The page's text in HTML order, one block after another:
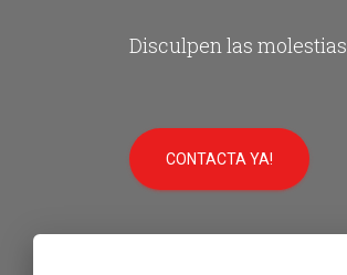
Disculpen las molestias
CONTACTA YA!